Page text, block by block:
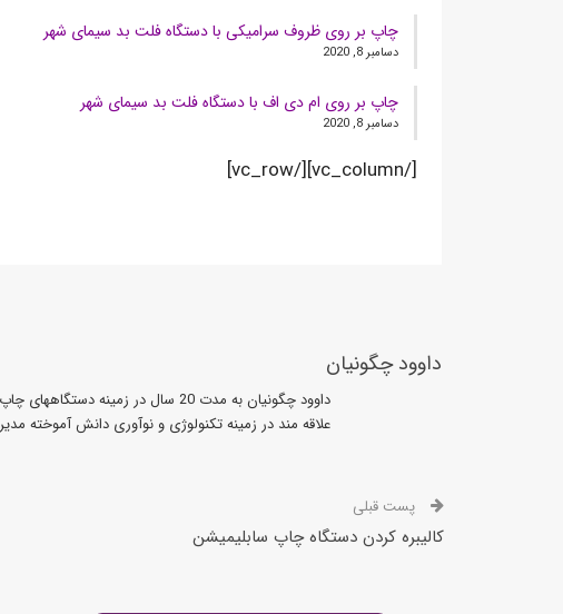
چاپ بر روی ظروف سرامیکی با دستگاه فلت بد سیمای شهر
دسامبر 8, 2020
چاپ بر روی ام دی اف با دستگاه فلت بد سیمای شهر
دسامبر 8, 2020
[/vc_column][/vc_row]
داوود چگونیان
داوود چگونیان به مدت 20 سال در زمینه دستگاههای چاپ بنر دستگاههای برش لیزر و سی ان سی فعالیت میکند
علاقه مند در زمینه تکنولوژی و نوآوری دانش آموخته
پست قبلی
کالیبره کردن دستگاه چاپ سابلیمیشن